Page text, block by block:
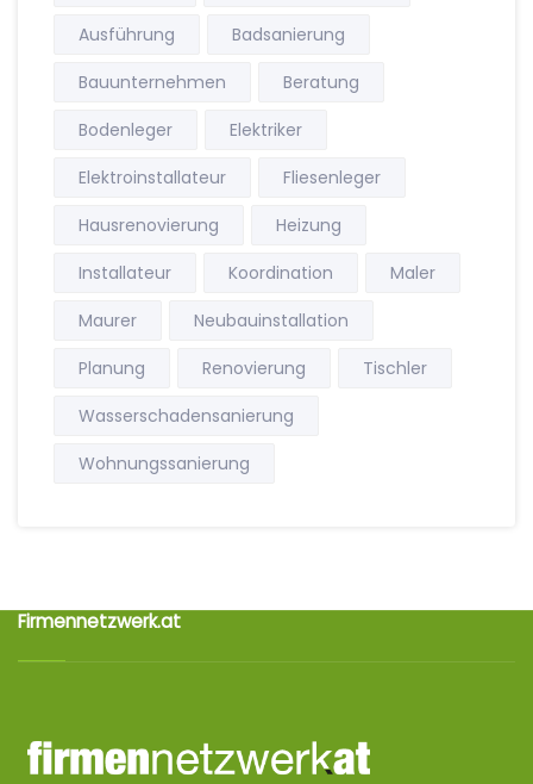
Ausführung
Badsanierung
Bauunternehmen
Beratung
Bodenleger
Elektriker
Elektroinstallateur
Fliesenleger
Hausrenovierung
Heizung
Installateur
Koordination
Maler
Maurer
Neubauinstallation
Planung
Renovierung
Tischler
Wasserschadensanierung
Wohnungssanierung
Firmennetzwerk.at